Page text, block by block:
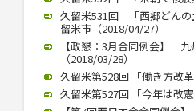
久留米531回 「西郷どんの
留米市（2018/04/27）
【政懇：3月合同例会】
（2018/03/28）
久留米第528回 「働き方改
久留米第527回 「今年は改